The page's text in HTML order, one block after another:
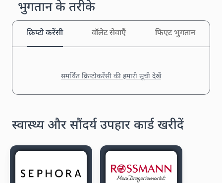
भुगतान के तरीके
क्रिप्टो करेंसी वॉलेट सेवाएँ फिएट भुगतान
समर्थित क्रिप्टोकरेंसी की हमारी सूची देखें
स्वास्थ्य और सौंदर्य उपहार कार्ड खरीदें